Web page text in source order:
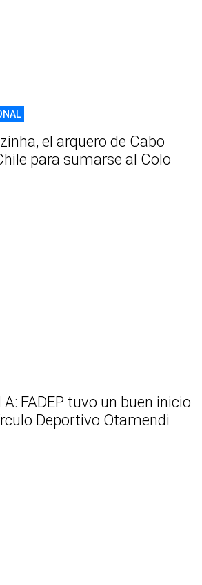
el arquero de Cabo
para sumarse al Colo
FADEP tuvo un buen inicio
Deportivo Otamendi